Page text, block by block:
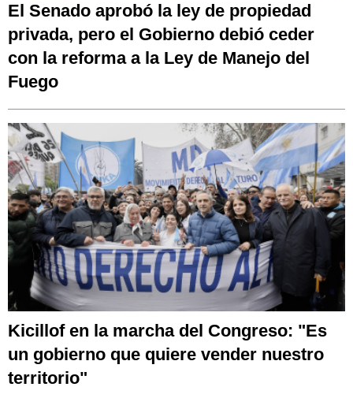
El Senado aprobó la ley de propiedad
privada, pero el Gobierno debió ceder
con la reforma a la Ley de Manejo del
Fuego
Kicillof en la marcha del Congreso: "Es
un gobierno que quiere vender nuestro
territorio"